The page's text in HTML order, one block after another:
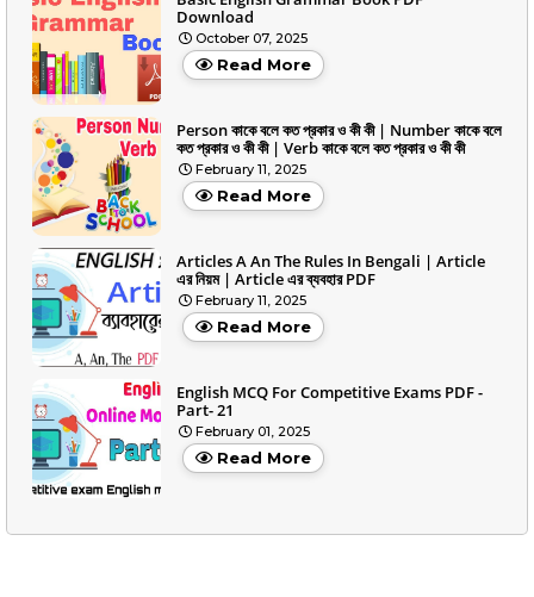
Download
October 07, 2025
Read More
Person কাকে বলে কত প্রকার ও কী কী | Number কাকে বলে
কত প্রকার ও কী কী | Verb কাকে বলে কত প্রকার ও কী কী
February 11, 2025
Read More
Articles A An The Rules In Bengali | Article
এর নিয়ম | Article এর ব্যবহার PDF
February 11, 2025
Read More
English MCQ For Competitive Exams PDF -
Part- 21
February 01, 2025
Read More